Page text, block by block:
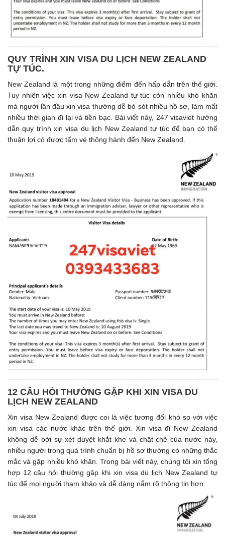
QUY TRÌNH XIN VISA DU LỊCH NEW ZEALAND
TỰ TÚC.
New Zealand là một trong những điểm đến hấp dẫn trên thế giới.
Tuy nhiên việc xin visa New Zealand tự túc còn nhiều khó khăn
mà người lần đầu xin visa thường dễ bỏ sót nhiều hồ sơ, làm mất
nhiều thời gian đi lại và tiền bạc. Bài viết này, 247 visaviet hướng
dẫn quy trình xin visa du lịch New Zealand tự túc để bạn có thể
thuận lợi có được tấm vé thông hành đến New Zealand.
12 CÂU HỎI THƯỜNG GẶP KHI XIN VISA DU
LỊCH NEW ZEALAND
Xin visa New Zealand được coi là việc tương đối khó so với việc
xin visa các nước khác trên thế giới. Xin visa đi New Zealand
không dễ bởi sự xét duyệt khắt khe và chặt chẽ của nước này,
nhiều người trong quá trình chuẩn bị hồ sơ thường có những thắc
mắc và gặp nhiều khó khăn. Trong bài viết này, chúng tôi xin tổng
hợp 12 câu hỏi thường gặp khi xin visa du lịch New Zealand tự
túc để mọi người tham khảo và dễ dàng nắm rõ thông tin hơn.